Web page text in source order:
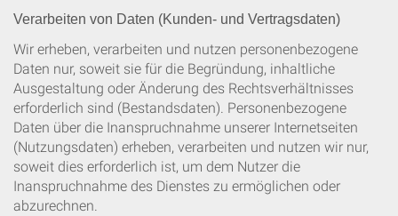
Verarbeiten von Daten (Kunden- und Vertragsdaten)
Wir erheben, verarbeiten und nutzen personenbezogene
Daten nur, soweit sie für die Begründung, inhaltliche
Ausgestaltung oder Änderung des Rechtsverhältnisses
erforderlich sind (Bestandsdaten). Personenbezogene
Daten über die Inanspruchnahme unserer Internetseiten
(Nutzungsdaten) erheben, verarbeiten und nutzen wir nur,
soweit dies erforderlich ist, um dem Nutzer die
Inanspruchnahme des Dienstes zu ermöglichen oder
abzurechnen.